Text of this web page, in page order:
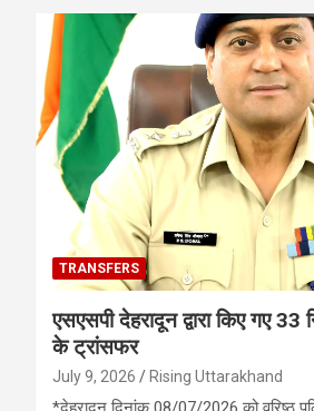
TRANSFERS
एसएसपी देहरादून द्वारा किए गए 33
के ट्रांसफर
July 9, 2026 Rising Uttarakhand